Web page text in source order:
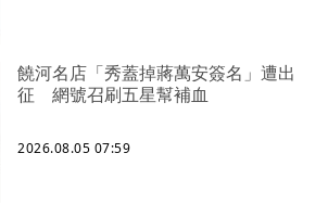
饒河名店「秀蓋掉蔣萬安簽名」遭出
征 網號召刷五星幫補血
2026.08.05 07:59